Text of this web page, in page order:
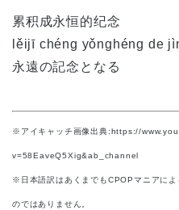
累积成永恒的纪念
lěijī chéng yǒnghéng de
永遠の記念となる
※アイキャッチ画像出典:https://
v=58EaveQ5Xig&ab_channel
※日本語訳はあくまでもCPOPマニアに
のではありません。